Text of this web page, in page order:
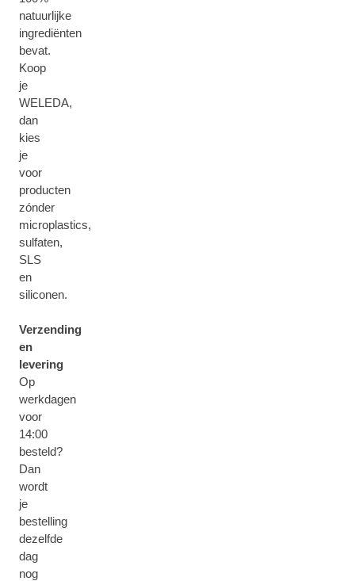
natuurlijke
ingrediënten
bevat.
Koop
je
WELEDA,
dan
kies
je
voor
producten
zónder
microplastics,
sulfaten,
SLS
en
siliconen.
Verzending
en
levering
Op
werkdagen
voor
14:00
besteld?
Dan
wordt
je
bestelling
dezelfde
dag
nog